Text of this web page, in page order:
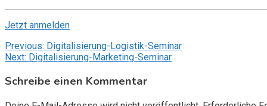
Jetzt anmelden
Beitragsnavigation
Previous: Digitalisierung-Logistik-Seminar
Next: Digitalisierung-Marketing-Seminar
Schreibe einen Kommentar